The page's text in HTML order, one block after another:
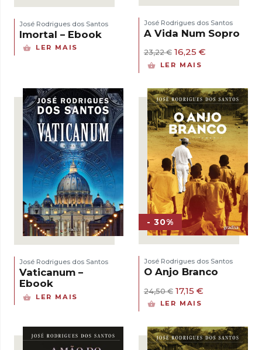
José Rodrigues dos Santos
Imortal – Ebook
LER MAIS
José Rodrigues dos Santos
A Vida Num Sopro
23,22€ O
preço
23,22 €.
16,25 €O
16,25 €.
LER MAIS
José Rodrigues dos Santos
Vaticanum –
Ebook
LER MAIS
- 30%
José Rodrigues dos Santos
O Anjo Branco
24,50€ O
preço
24,50 €.
17,15 €O
17,15 €.
LER MAIS